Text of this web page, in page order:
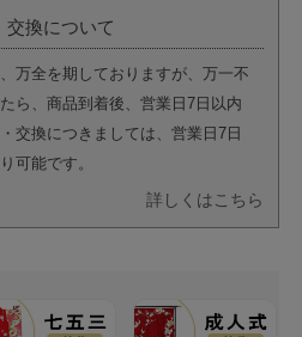
交換について
万全を期しておりますが、万一不
ら、商品到着後、営業日7日以内
交換につきましては、営業日7日
可能です。
詳しくはこちら